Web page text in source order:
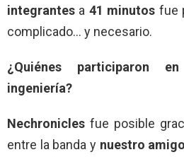
integrantes a 41 minutos fue
complicado… y necesario.
¿Quiénes participaron
ingeniería?
Nechronicles fue posible
entre la banda y nuestro